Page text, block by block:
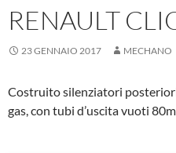
RENAULT
23 GENNAIO 2017 MECHANO
Costruito silenziatori
gas, con tubi d’uscita vuoti